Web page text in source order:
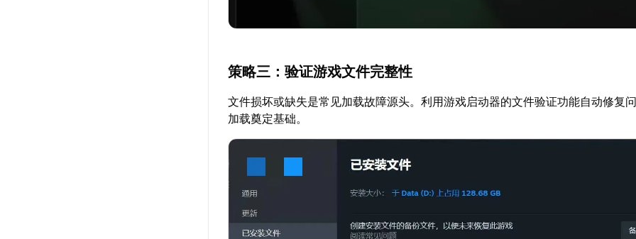
策略三：验证游戏文件完整性
文件损坏或缺失是常见加载故障源头。利用游戏启动器的文件验证功能自动修复
加载奠定基础。